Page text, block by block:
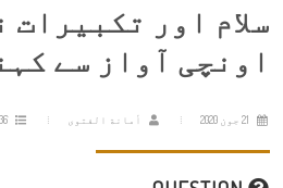
سلام اور تکبیرات
اونچی آواز سے
أمانة الفتوى 3236